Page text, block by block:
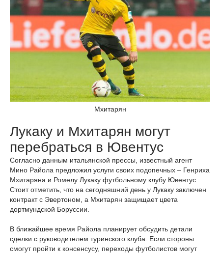
Мхитарян
Лукаку и Мхитарян могут
перебраться в Ювентус
Согласно данным итальянской прессы, известный агент
Мино Райола предложил услуги своих подопечных – Генриха
Мхитаряна и Ромелу Лукаку футбольному клубу Ювентус.
Стоит отметить, что на сегодняшний день у Лукаку заключен
контракт с Эвертоном, а Мхитарян защищает цвета
дортмундской Боруссии.
В ближайшее время Райола планирует обсудить детали
сделки с руководителем туринского клуба. Если стороны
смогут пройти к консенсусу, переходы футболистов могут